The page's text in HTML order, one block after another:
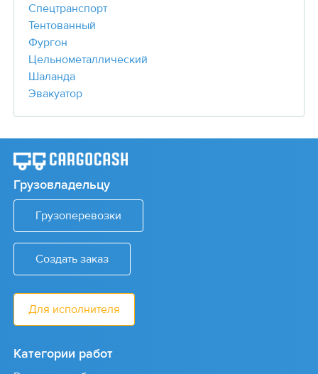
Спецтранспорт
Тентованный
Фургон
Цельнометаллический
Шаланда
Эвакуатор
Грузовладельцу
Грузоперевозки
Создать заказ
Для исполнителя
Категории работ